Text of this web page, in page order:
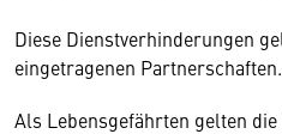
Diese Dienstverhinderungen
eingetragenen Partnerschaften.
Als Lebensgefährten gelten